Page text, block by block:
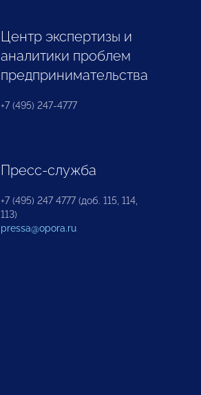
Центр экспертизы и
аналитики проблем
предпринимательства
+7 (495) 247-4777
Пресс-служба
+7 (495) 247 4777 (доб. 115, 114,
113)
pressa@opora.ru